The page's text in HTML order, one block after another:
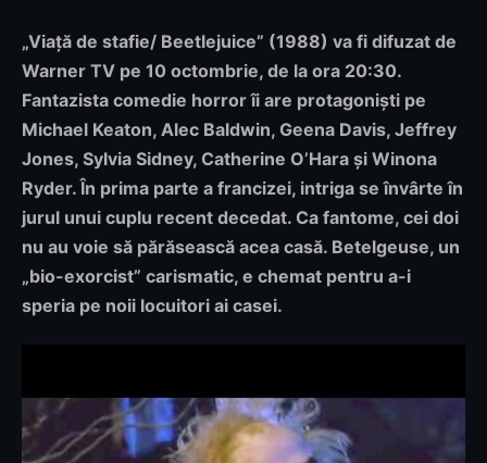
„Viață de stafie/ Beetlejuice” (1988) va fi difuzat de
Warner TV pe 10 octombrie, de la ora 20:30.
Fantazista comedie horror îi are protagoniști pe
Michael Keaton, Alec Baldwin, Geena Davis, Jeffrey
Jones, Sylvia Sidney, Catherine O’Hara și Winona
Ryder. În prima parte a francizei, intriga se învârte în
jurul unui cuplu recent decedat. Ca fantome, cei doi
nu au voie să părăsească acea casă. Betelgeuse, un
„bio-exorcist” carismatic, e chemat pentru a-i
speria pe noii locuitori ai casei.